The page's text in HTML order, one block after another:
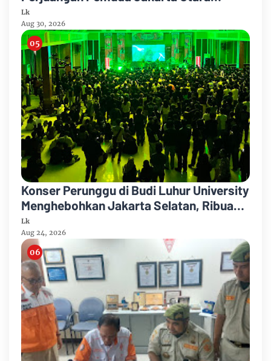
Berbasis Pancasila
Lk
Aug 30, 2026
Konser Perunggu di Budi Luhur University
Menghebohkan Jakarta Selatan, Ribuan
Penonton Larut dalam Euforia!
Lk
Aug 24, 2026